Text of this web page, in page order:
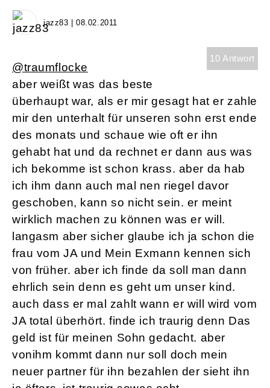
jazz83 | 08.02.2011
10 Antwort
@traumflocke
aber weißt was das beste
überhaupt war, als er mir gesagt hat er zahle
mir den unterhalt für unseren sohn erst ende
des monats und schaue wie oft er ihn
gehabt hat und da rechnet er dann aus was
ich bekomme ist schon krass. aber da hab
ich ihm dann auch mal nen riegel davor
geschoben, kann so nicht sein. er meint
wirklich machen zu können was er will.
langasm aber sicher glaube ich ja schon die
frau vom JA und Mein Exmann kennen sich
von früher. aber ich finde da soll man dann
ehrlich sein denn es geht um unser kind.
auch dass er mal zahlt wann er will wird vom
JA total überhört. finde ich traurig denn Das
geld ist für meinen Sohn gedacht. aber
vonihm kommt dann nur soll doch mein
neuer partner für ihn bezahlen der sieht ihn